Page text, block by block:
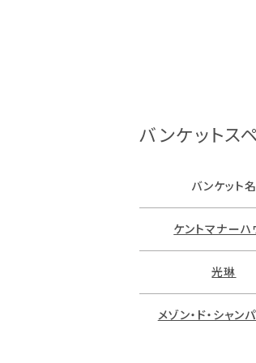
バンケットス
バンケット名
ケントマナーハ
光琳
メゾン・ド・シャン